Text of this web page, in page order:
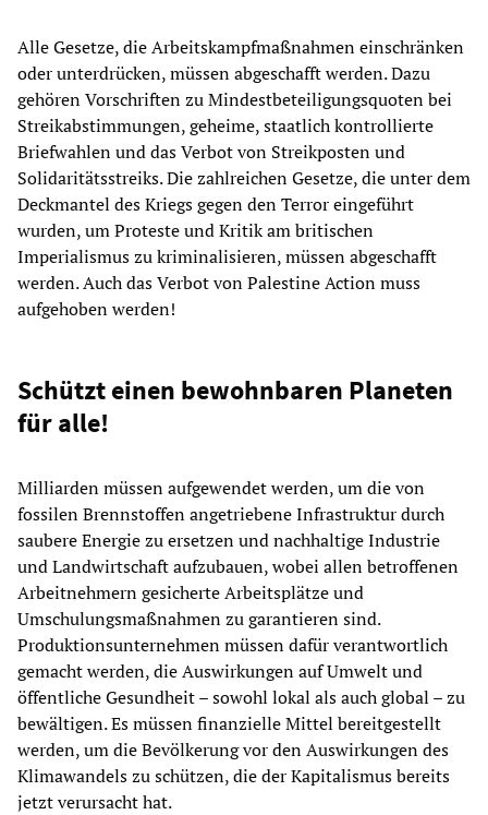
Alle Gesetze, die Arbeitskampfmaßnahmen einschränken
oder unterdrücken, müssen abgeschafft werden. Dazu
gehören Vorschriften zu Mindestbeteiligungsquoten bei
Streikabstimmungen, geheime, staatlich kontrollierte
Briefwahlen und das Verbot von Streikposten und
Solidaritätsstreiks. Die zahlreichen Gesetze, die unter dem
Deckmantel des Kriegs gegen den Terror eingeführt
wurden, um Proteste und Kritik am britischen
Imperialismus zu kriminalisieren, müssen abgeschafft
werden. Auch das Verbot von Palestine Action muss
aufgehoben werden!
Schützt einen bewohnbaren Planeten
für alle!
Milliarden müssen aufgewendet werden, um die von
fossilen Brennstoffen angetriebene Infrastruktur durch
saubere Energie zu ersetzen und nachhaltige Industrie
und Landwirtschaft aufzubauen, wobei allen betroffenen
Arbeitnehmern gesicherte Arbeitsplätze und
Umschulungsmaßnahmen zu garantieren sind.
Produktionsunternehmen müssen dafür verantwortlich
gemacht werden, die Auswirkungen auf Umwelt und
öffentliche Gesundheit – sowohl lokal als auch global – zu
bewältigen. Es müssen finanzielle Mittel bereitgestellt
werden, um die Bevölkerung vor den Auswirkungen des
Klimawandels zu schützen, die der Kapitalismus bereits
jetzt verursacht hat.